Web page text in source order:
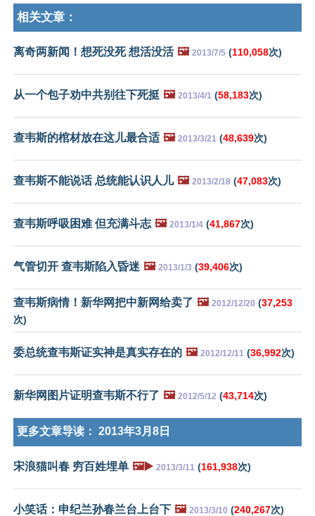
相关文章：
离奇两新闻！想死没死 想活没活 🖼️ 2013/7/5 (110,058次)
从一个包子劝中共别往下死挺 🖼️ 2013/4/1 (58,183次)
查韦斯的棺材放在这儿最合适 🖼️ 2013/3/21 (48,639次)
查韦斯不能说话 总统能认识人儿 🖼️ 2013/2/18 (47,083次)
查韦斯呼吸困难 但充满斗志 🖼️ 2013/1/4 (41,867次)
气管切开 查韦斯陷入昏迷 🖼️ 2013/1/3 (39,406次)
查韦斯病情！新华网把中新网给卖了 🖼️ 2012/12/20 (37,253
次)
委总统查韦斯证实神是真实存在的 🖼️ 2012/12/11 (36,992次)
新华网图片证明查韦斯不行了 🖼️ 2012/5/12 (43,714次)
更多文章导读： 2013年3月8日
宋浪猫叫春 穷百姓埋单 🖼️▶️ 2013/3/11 (161,938次)
小笑话：申纪兰孙春兰台上台下 🖼️ 2013/3/10 (240,267次)